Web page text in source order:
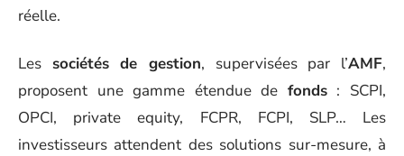
réelle.
Les sociétés de gestion, supervisées par l’AMF,
proposent une gamme étendue de fonds: SCPI,
OPCI, private equity, FCPR, FCPI, SLP… Les
investisseurs attendent des solutions sur-mesure, à